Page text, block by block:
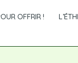
OFFRIR !